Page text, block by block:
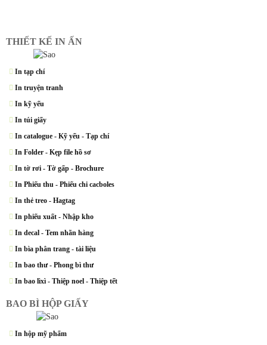
THIẾT KẾ IN ẤN
In tạp chí
In truyện tranh
In kỹ yếu
In túi giấy
In catalogue - Kỹ yếu - Tạp chí
In Folder - Kẹp file hồ sơ
In tờ rơi - Tờ gấp - Brochure
In Phiếu thu - Phiếu chi cacboles
In thẻ treo - Hagtag
In phiếu xuất - Nhập kho
In decal - Tem nhãn hàng
In bìa phân trang - tài liệu
In bao thư - Phong bì thư
In bao lìxì - Thiệp noel - Thiệp tết
BAO BÌ HỘP GIẤY
In hộp mỹ phẩm